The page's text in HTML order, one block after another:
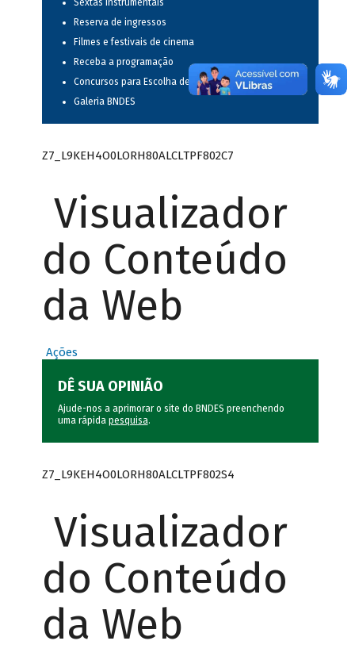
Sextas instrumentais
Reserva de ingressos
Filmes e festivais de cinema
Receba a programação
Concursos para Escolha de Espetáculos Musicais
Galeria BNDES
Z7_L9KEH4O0LORH80ALCLTPF802C7
Visualizador
do Conteúdo
da Web
Ações
DÊ SUA OPINIÃO
Ajude-nos a aprimorar o site do BNDES preenchendo
uma rápida pesquisa.
Z7_L9KEH4O0LORH80ALCLTPF802S4
Visualizador
do Conteúdo
da Web